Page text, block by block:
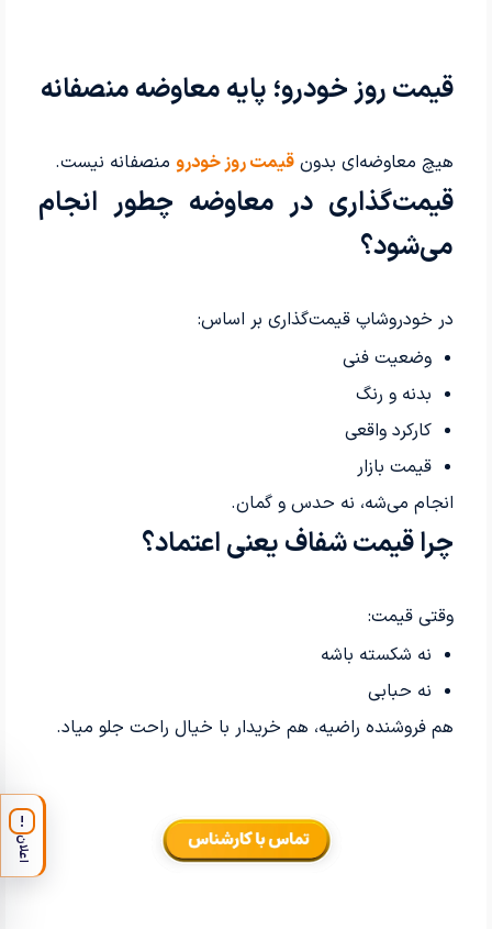
قیمت روز خودرو؛ پایه معاوضه منصفانه
هیچ معاوضه‌ای بدون قیمت روز خودرومنصفانه نیست.
قیمت‌گذاری در معاوضه چطور انجام
می‌شود؟
در خودروشاپ قیمت‌گذاری بر اساس:
وضعیت فنی
بدنه و رنگ
کارکرد واقعی
قیمت بازار
انجام می‌شه، نه حدس و گمان.
چرا قیمت شفاف یعنی اعتماد؟
وقتی قیمت:
نه شکسته باشه
نه حبابی
هم فروشنده راضیه، هم خریدار با خیال راحت جلو میاد.
!
اعلان